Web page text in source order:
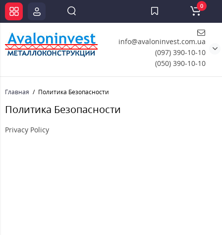
info@avaloninvest.com.ua
(097) 390-10-10
(050) 390-10-10
0
Главная Политика Безопасности
Политика Безопасности
Privacy Policy